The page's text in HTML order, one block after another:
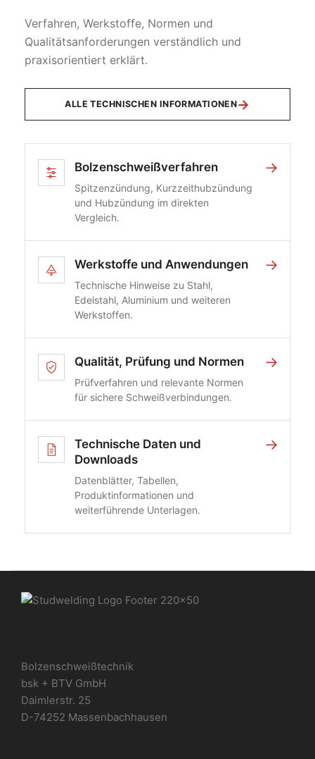
Verfahren, Werkstoffe, Normen und
Qualitätsanforderungen verständlich und
praxisorientiert erklärt.
ALLE TECHNISCHEN INFORMATIONEN→
Bolzenschweißverfahren
Spitzenzündung, Kurzzeithubzündung
und Hubzündung im direkten
Vergleich.
→
Werkstoffe und Anwendungen
Technische Hinweise zu Stahl,
Edelstahl, Aluminium und weiteren
Werkstoffen.
→
Qualität, Prüfung und Normen
Prüfverfahren und relevante Normen
für sichere Schweißverbindungen.
→
Technische Daten und
Downloads
Datenblätter, Tabellen,
Produktinformationen und
weiterführende Unterlagen.
→
Bolzenschweißtechnik
bsk + BTV GmbH
Daimlerstr. 25
D-74252 Massenbachhausen